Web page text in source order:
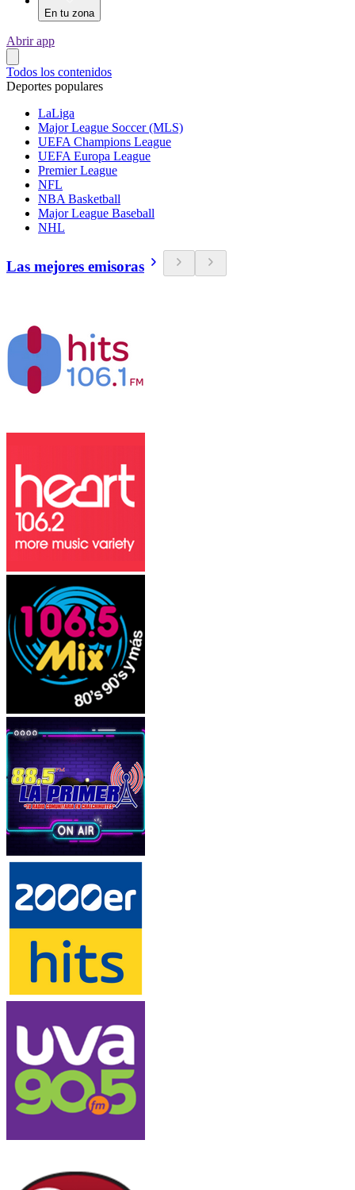
En tu zona
Abrir app
Todos los contenidos
Deportes populares
LaLiga
Major League Soccer (MLS)
UEFA Champions League
UEFA Europa League
Premier League
NFL
NBA Basketball
Major League Baseball
NHL
Las mejores emisoras